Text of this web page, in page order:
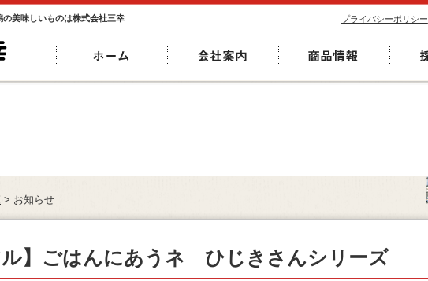
美味しいものは株式会社三幸 プライバシーポリシー
> お知らせ
ル】ごはんにあうネ ひじきさんシリーズ